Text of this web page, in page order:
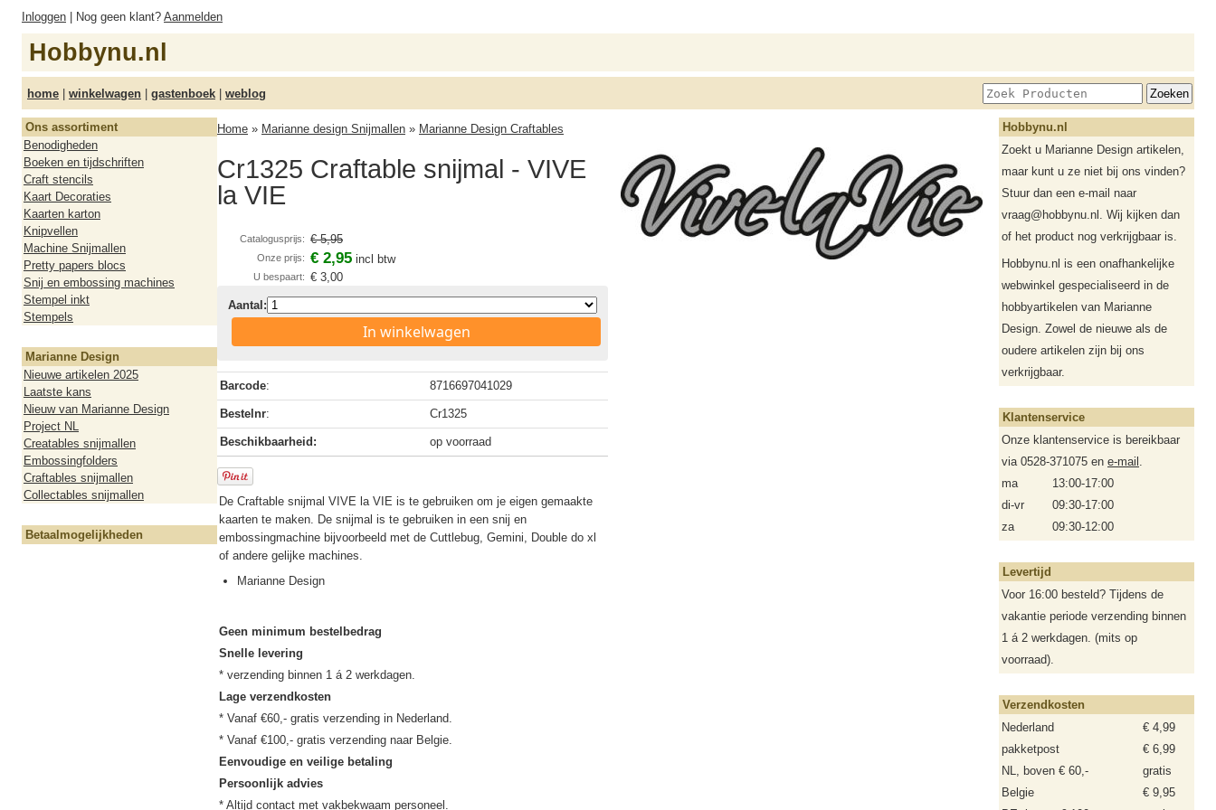
Inloggen | Nog geen klant? Aanmelden
Hobbynu.nl
home | winkelwagen | gastenboek | weblog
Ons assortiment
Benodigheden
Boeken en tijdschriften
Craft stencils
Kaart Decoraties
Kaarten karton
Knipvellen
Machine Snijmallen
Pretty papers blocs
Snij en embossing machines
Stempel inkt
Stempels
Marianne Design
Nieuwe artikelen 2025
Laatste kans
Nieuw van Marianne Design
Project NL
Creatables snijmallen
Embossingfolders
Craftables snijmallen
Collectables snijmallen
Betaalmogelijkheden
Home » Marianne design Snijmallen » Marianne Design Craftables
Cr1325 Craftable snijmal - VIVE
la VIE
Catalogusprijs: € 5,95
Onze prijs: € 2,95 incl btw
U bespaart: € 3,00
Aantal:
In winkelwagen
Barcode: 8716697041029
Bestelnr: Cr1325
Beschikbaarheid: op voorraad
De Craftable snijmal VIVE la VIE is te gebruiken om je eigen gemaakte
kaarten te maken. De snijmal is te gebruiken in een snij en
embossingmachine bijvoorbeeld met de Cuttlebug, Gemini, Double do xl
of andere gelijke machines.
Marianne Design
Geen minimum bestelbedrag
Snelle levering
Lage verzendkosten
* Vanaf €60,- gratis verzending in Nederland.
Eenvoudige en veilige betaling
Persoonlijk advies
Hobbynu.nl
Zoekt u Marianne Design artikelen,
maar kunt u ze niet bij ons vinden?
Stuur dan een e-mail naar
vraag@hobbynu.nl. Wij kijken dan
of het product nog verkrijgbaar is.
Hobbynu.nl is een onafhankelijke
webwinkel gespecialiseerd in de
hobbyartikelen van Marianne
Design. Zowel de nieuwe als de
oudere artikelen zijn bij ons
verkrijgbaar.
Klantenservice
Onze klantenservice is bereikbaar
via 0528-371075 en e-mail .
ma
13:00-17:00
di-vr
09:30-17:00
za
09:30-12:00
Levertijd
Voor 16:00 besteld? Tijdens de
vakantie periode verzending binnen
1 á 2 werkdagen. (mits op
voorraad).
Verzendkosten
Nederland
€ 4,99
pakketpost
€ 6,99
NL, boven € 60,-
gratis
Belgie
€ 9,95